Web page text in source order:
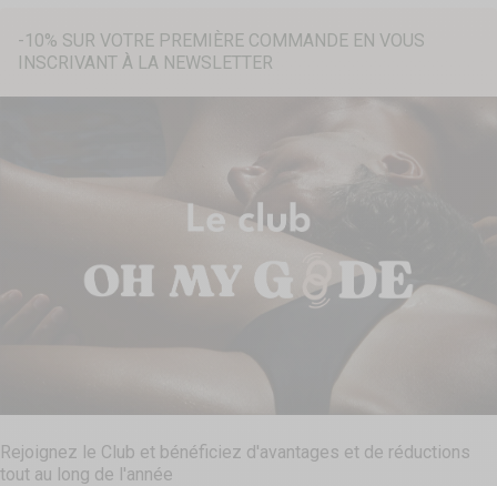
-10% SUR VOTRE PREMIÈRE COMMANDE EN VOUS
INSCRIVANT À LA NEWSLETTER
Rejoignez le Club et bénéficiez d'avantages et de réductions
tout au long de l'année